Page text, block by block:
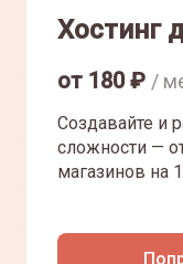
Хостинг
от 180₽ /
Создавайте и
сложности —
магазинов на